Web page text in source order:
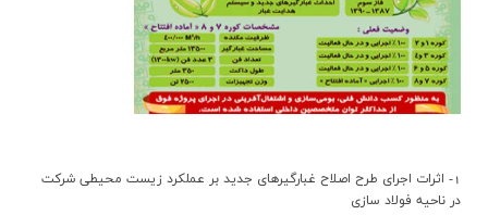
1- اثرات اجراي طرح اصلاح غبارگيرهاي جديد بر عملکرد زيست محيطي شرکت
در ناحيه فولاد سازي